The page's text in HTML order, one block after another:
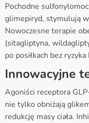
Pochodne
glimepiryd, stymulują
Nowoczesne terapie
(sitagliptyna,
po posiłkach bez
Innowacyjne
Agoniści receptora
nie tylko obniżają
redukcję masy ciała.